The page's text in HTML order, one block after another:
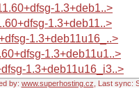
1.3+deb1..>
1.3+deb11..>
1.3+deb11u16_..>
1.3+deb11u1..>
1.3+deb11u16_i3..>
by: www.superhosting.cz , Last sync: